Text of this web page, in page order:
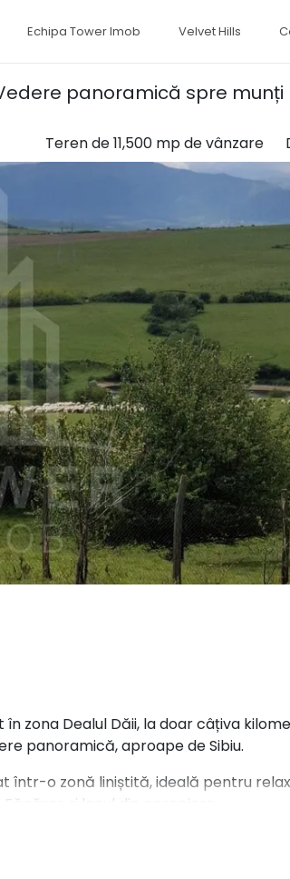
Echipa Tower Imob Velvet Hills
panoramică spre munți
Teren de 11,500 mp de vânzare
zona Dealul Dăii, la doar câțiva
panoramică, aproape de Sibiu.
într-o zonă liniștită, ideală pentru
și lacul din apropiere
pensiune sau camping